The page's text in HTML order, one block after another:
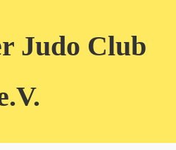
Judo Club